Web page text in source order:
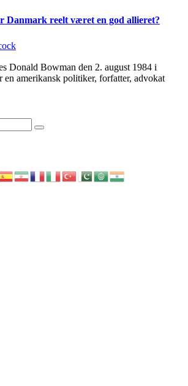
Danmark reelt været en god allieret?
Donald Bowman den 2. august 1984 i
amerikansk politiker, forfatter, advokat